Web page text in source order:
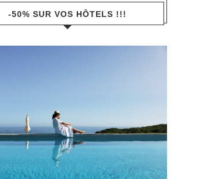
-50% SUR VOS HÔTELS !!!